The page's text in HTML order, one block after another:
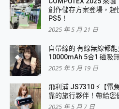
創作儲存方案登場，趕
PS5！
2025 年 5 月 21 日
自帶線的 有線無線都
10000mAh 5合1 磁吸
2025 年 5 月 19 日
飛利浦 JS7310 ⚡【電
靠的旅行夥伴！帶給
2025 年 5 月 7 日